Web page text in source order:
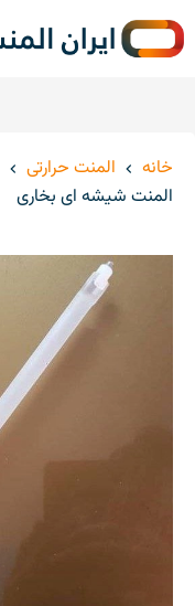
خانه المنت حرارتی
المنت شیشه ای بخاری